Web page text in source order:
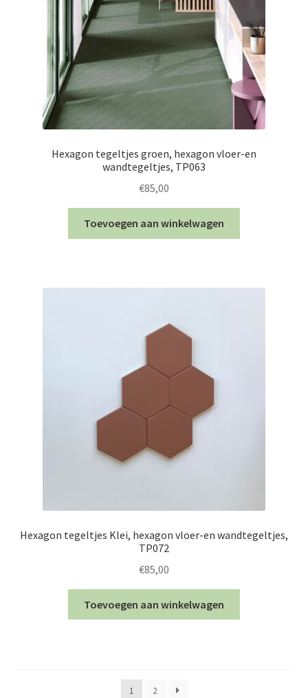
Hexagon tegeltjes groen, hexagon vloer-en
wandtegeltjes, TP063
€85,00
Toevoegen aan winkelwagen
Hexagon tegeltjes Klei, hexagon vloer-en wandtegeltjes,
TP072
€85,00
Toevoegen aan winkelwagen
1 2